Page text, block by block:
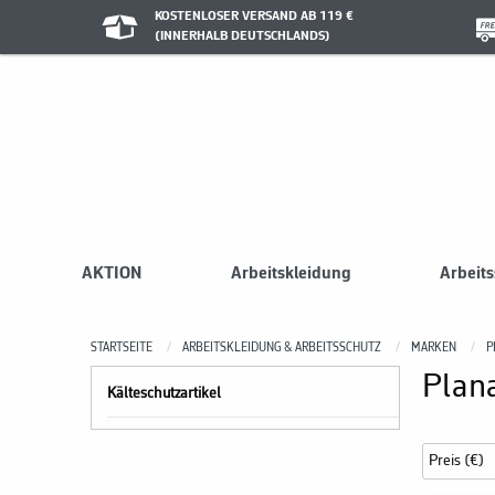
KOSTENLOSER VERSAND AB 119 €
(INNERHALB DEUTSCHLANDS)
AKTION Arbeitskleidung
STARTSEITE ARBEITSKLEIDUNG & ARBEITSSCHUTZ MARKEN
Kälteschutzartikel
Preis (€)